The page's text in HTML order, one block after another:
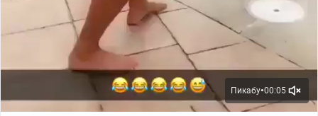
Пикабу●00:05